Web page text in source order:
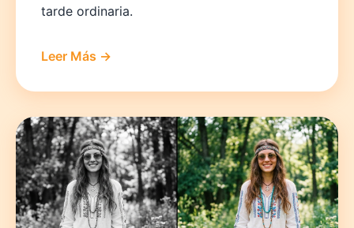
tarde ordinaria.
Leer Más →